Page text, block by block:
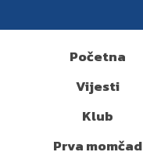
Početna
Vijesti
Klub
Prva momčad